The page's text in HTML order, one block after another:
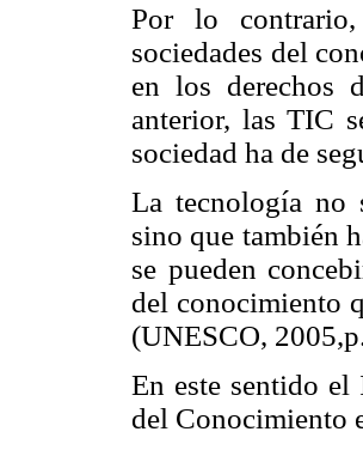
Por lo
sociedades del
en los derechos
anterior, las TIC
sociedad ha de
La tecnología no
sino que también
se pueden
del conocimiento
(UNESCO,
En este sentido
del Conocimiento